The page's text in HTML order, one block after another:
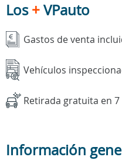
Los+VPauto
Gastos de venta
Vehículos
Retirada gratuita en 7
Información